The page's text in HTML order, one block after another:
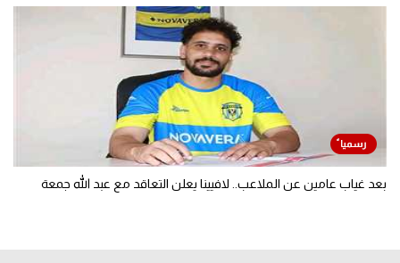
بعد غياب عامين عن الملاعب.. لافيينا يعلن التعاقد مع عبد الله جمعة